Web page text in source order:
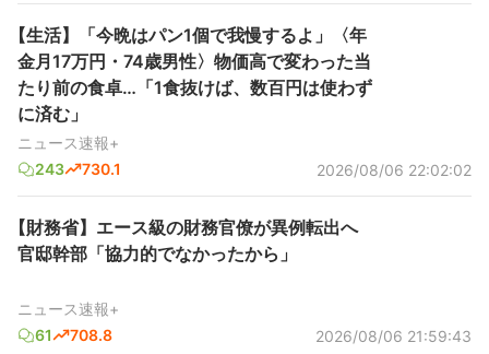
【生活】「今晩はパン1個で我慢するよ」〈年
金月17万円・74歳男性〉物価高で変わった当
たり前の食卓…「1食抜けば、数百円は使わず
に済む」
ニュース速報+
243
730.1 2026/08/06 22:02:02
【財務省】エース級の財務官僚が異例転出へ
官邸幹部「協力的でなかったから」
ニュース速報+
61
708.8 2026/08/06 21:59:43